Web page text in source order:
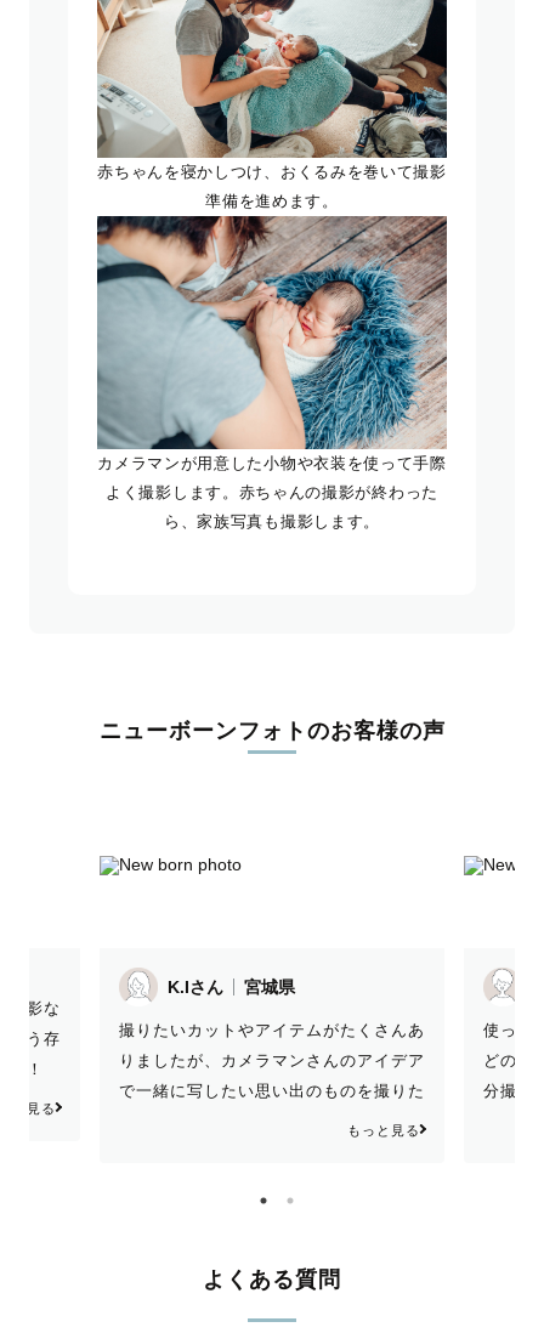
赤ちゃんを寝かしつけ、おくるみを巻いて撮影
準備を進めます。
カメラマンが用意した小物や衣装を使って手際
よく撮影します。赤ちゃんの撮影が終わった
ら、家族写真も撮影します。
ニューボーンフォトのお客様の声
さんあ
デア
fさん 宮城県
使って欲しい物やスマホでの写真撮影な
どの申し出にこたえてくださり、思う存
分撮影を楽しませていただきました！
上の子の扱いも上手で、とても助かりま
私物なのか依頼者の自前になるのか、前
もっと見る
撮りた
りまし
で一緒
よくある質問